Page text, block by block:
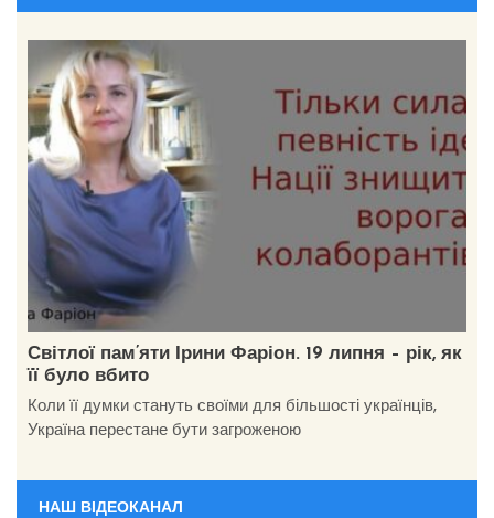
Світлої пам’яти Ірини Фаріон. 19 липня – рік, як
її було вбито
Коли її думки стануть своїми для більшості українців,
Україна перестане бути загроженою
НАШ ВІДЕОКАНАЛ